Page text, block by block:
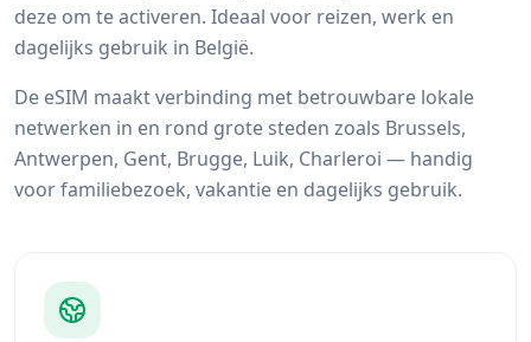
deze om te activeren. Ideaal voor reizen, werk en
dagelijks gebruik in België.
De eSIM maakt verbinding met betrouwbare lokale
netwerken in en rond grote steden zoals Brussels,
Antwerpen, Gent, Brugge, Luik, Charleroi — handig
voor familiebezoek, vakantie en dagelijks gebruik.